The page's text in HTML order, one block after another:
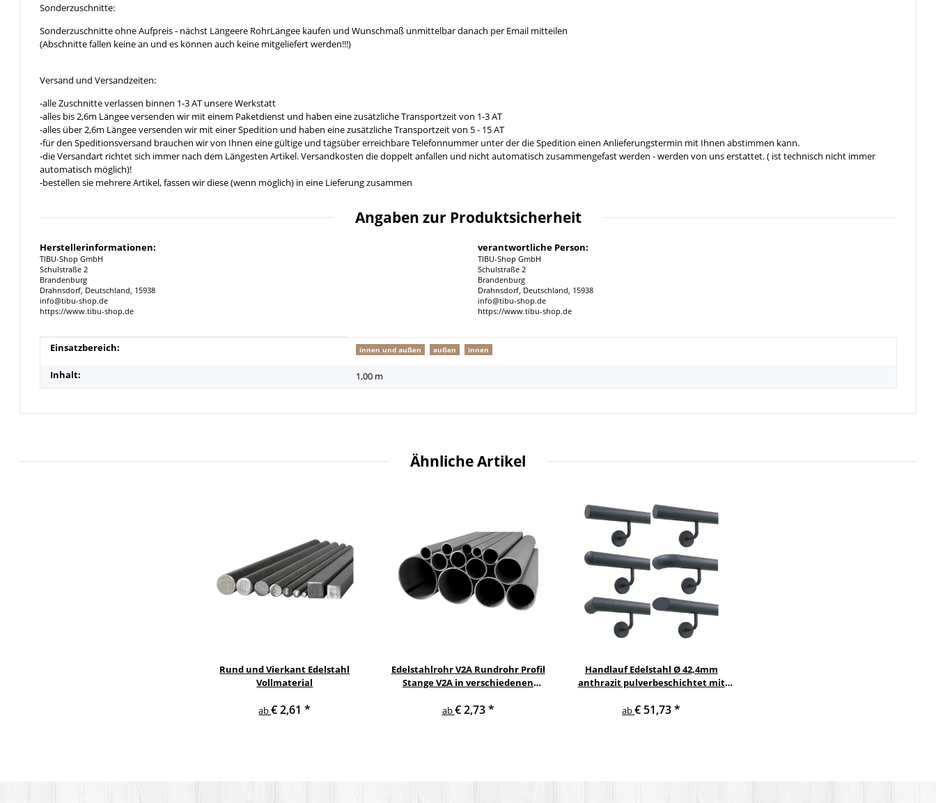
Sonderzuschnitte:
Sonderzuschnitte ohne Aufpreis - nächst Längeere RohrLängee kaufen und Wunschmaß unmittelbar danach per Email mitteilen
(Abschnitte fallen keine an und es können auch keine mitgeliefert werden!!!)
Versand und Versandzeiten:
-alle Zuschnitte verlassen binnen 1-3 AT unsere Werkstatt
-alles bis 2,6m Längee versenden wir mit einem Paketdienst und haben eine zusätzliche Transportzeit von 1-3 AT
-alles über 2,6m Längee versenden wir mit einer Spedition und haben eine zusätzliche Transportzeit von 5 - 15 AT
-für den Speditionsversand brauchen wir von Ihnen eine gültige und tagsüber erreichbare Telefonnummer unter der die Spedition einen Anlieferungstermin mit Ihnen abstimmen kann.
-die Versandart richtet sich immer nach dem Längesten Artikel. Versandkosten die doppelt anfallen und nicht automatisch zusammengefast werden - werden von uns erstattet. ( ist technisch nicht immer
automatisch möglich)!
-bestellen sie mehrere Artikel, fassen wir diese (wenn möglich) in eine Lieferung zusammen
Angaben zur Produktsicherheit
Herstellerinformationen:
TIBU-Shop GmbH
Schulstraße 2
Brandenburg
Drahnsdorf, Deutschland, 15938
info@tibu-shop.de
https://www.tibu-shop.de
verantwortliche Person:
TIBU-Shop GmbH
Schulstraße 2
Brandenburg
Drahnsdorf, Deutschland, 15938
info@tibu-shop.de
https://www.tibu-shop.de
Produkteigenschaft
Wert
Einsatzbereich: innen und außen außen innen
Inhalt: 1,00 m
Ähnliche Artikel
Rund und Vierkant Edelstahl
Vollmaterial
ab€ 2,61*
Edelstahlrohr V2A Rundrohr Profil
Stange V2A in verschiedenen
ab€ 2,73*
Handlauf Edelstahl Ø 42,4mm
anthrazit pulverbeschichtet mit
Edelstahlhalter
ab€ 51,73*